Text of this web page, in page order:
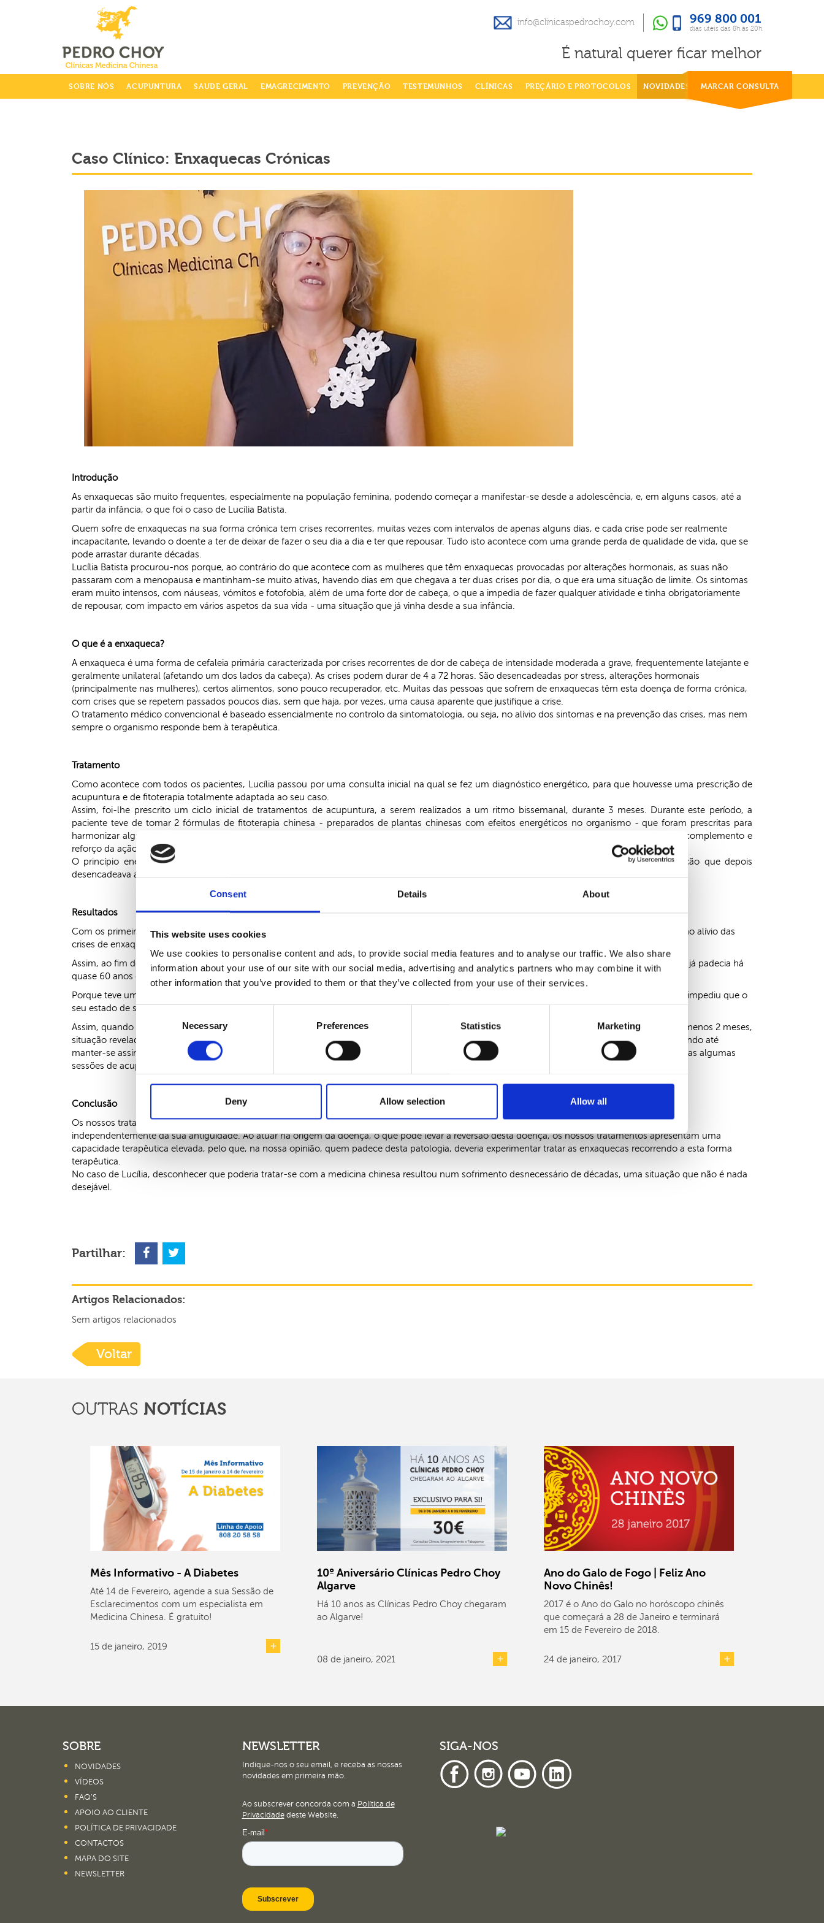
Consent Details About
This website uses cookies
We use cookies to personalise content and ads, to provide social media features and to analyse our traffic. We also share
information about your use of our site with our social media, advertising and analytics partners who may combine it with
other information that you’ve provided to them or that they’ve collected from your use of their services.
Consent
Necessary Preferences Statistics Marketing
Deny Allow selection Allow all
info@clinicaspedrochoy.com 969 800 001
dias úteis das 8h às 20h
info@clinicaspedrochoy.com 969 800 001
dias úteis das 8h às 20h
É natural querer ficar melhor
SOBRE NÓS ACUPUNTURA SAUDE GERAL EMAGRECIMENTO PREVENÇÃO TESTEMUNHOS CLÍNICAS PREÇÁRIO E PROTOCOLOS NOVIDADES MARCAR CONSULTA
Caso Clínico: Enxaquecas Crónicas
Introdução
As enxaquecas são muito frequentes, especialmente na população feminina, podendo começar a manifestar-se desde a adolescência, e, em alguns casos, até a
partir da infância, o que foi o caso de Lucília Batista.
Quem sofre de enxaquecas na sua forma crónica tem crises recorrentes, muitas vezes com intervalos de apenas alguns dias, e cada crise pode ser realmente
incapacitante, levando o doente a ter de deixar de fazer o seu dia a dia e ter que repousar. Tudo isto acontece com uma grande perda de qualidade de vida, que se
pode arrastar durante décadas.
Lucília Batista procurou-nos porque, ao contrário do que acontece com as mulheres que têm enxaquecas provocadas por alterações hormonais, as suas não
passaram com a menopausa e mantinham-se muito ativas, havendo dias em que chegava a ter duas crises por dia, o que era uma situação de limite. Os sintomas
eram muito intensos, com náuseas, vómitos e fotofobia, além de uma forte dor de cabeça, o que a impedia de fazer qualquer atividade e tinha obrigatoriamente
de repousar, com impacto em vários aspetos da sua vida - uma situação que já vinha desde a sua infância.
O que é a enxaqueca?
A enxaqueca é uma forma de cefaleia primária caracterizada por crises recorrentes de dor de cabeça de intensidade moderada a grave, frequentemente latejante e
geralmente unilateral (afetando um dos lados da cabeça). As crises podem durar de 4 a 72 horas. São desencadeadas por stress, alterações hormonais
(principalmente nas mulheres), certos alimentos, sono pouco recuperador, etc. Muitas das pessoas que sofrem de enxaquecas têm esta doença de forma crónica,
com crises que se repetem passados poucos dias, sem que haja, por vezes, uma causa aparente que justifique a crise.
O tratamento médico convencional é baseado essencialmente no controlo da sintomatologia, ou seja, no alívio dos sintomas e na prevenção das crises, mas nem
sempre o organismo responde bem à terapêutica.
Tratamento
Como acontece com todos os pacientes, Lucília passou por uma consulta inicial na qual se fez um diagnóstico energético, para que houvesse uma prescrição de
acupuntura e de fitoterapia totalmente adaptada ao seu caso.
Assim, foi-lhe prescrito um ciclo inicial de tratamentos de acupuntura, a serem realizados a um ritmo bissemanal, durante 3 meses. Durante este período, a
paciente teve de tomar 2 fórmulas de fitoterapia chinesa - preparados de plantas chinesas com efeitos energéticos no organismo - que foram prescritas para
harmonizar algumas perturbações energéticas do organismo que estavam na origem da sua patologia e, ao mesmo tempo, funcionando como complemento e
reforço da ação da acupuntura.
O princípio energético principal do tratamento foi harmonizar o Fígado, de forma a parar a subida do seu Yang até à zona cefálica, situação que depois
desencadeava a enxaqueca.
Resultados
Com os primeiros tratamentos, Lucília começou a sentir alterações no funcionamento orgânico, que gradualmente se passaram a refletir também no alívio das
crises de enxaquecas, tornando-se, aos poucos e poucos, mais suportáveis e menos frequentes.
Assim, ao fim do primeiro mês de tratamento, Lucília já se encontrava 50% melhor dos sintomas da enxaqueca, uma excelente evolução para quem já padecia há
quase 60 anos desta condição.
Porque teve uma boa reação, ao fim de mês e meio de tratamentos passou a fazer o tratamento de acupuntura com um ritmo semanal, o que não impediu que o
seu estado de saúde continuasse a evoluir positivamente.
Assim, quando acabou esta fase de 12 tratamentos semanais, Lucília já se encontrava totalmente recuperada, sem ter crises de enxaqueca há pelo menos 2 meses,
situação reveladora de que o seu organismo está energeticamente equilibrado e de que este quadro clínico crónico está devidamente tratado, podendo até
manter-se assim por muito tempo, provavelmente para sempre. Se houver necessidade poderá haver um tratamento de manutenção, em que apenas algumas
sessões de acupuntura poderão deixar novamente a doente bem.
Conclusão
Os nossos tratamentos de acupuntura e de medicina chinesa são muito competentes no tratamento das enxaquecas, mesmo em casos crónicos,
independentemente da sua antiguidade. Ao atuar na origem da doença, o que pode levar à reversão desta doença, os nossos tratamentos apresentam uma
capacidade terapêutica elevada, pelo que, na nossa opinião, quem padece desta patologia, deveria experimentar tratar as enxaquecas recorrendo a esta forma
terapêutica.
No caso de Lucília, desconhecer que poderia tratar-se com a medicina chinesa resultou num sofrimento desnecessário de décadas, uma situação que não é nada
desejável.
Partilhar:
Artigos Relacionados:
Sem artigos relacionados
Voltar
OUTRAS NOTÍCIAS
Mês Informativo - A Diabetes
Até 14 de Fevereiro, agende a sua Sessão de
Esclarecimentos com um especialista em
Medicina Chinesa. É gratuito!
15 de janeiro, 2019
10º Aniversário Clínicas Pedro Choy
Algarve
Há 10 anos as Clínicas Pedro Choy chegaram
ao Algarve!
08 de janeiro, 2021
Ano do Galo de Fogo | Feliz Ano
Novo Chinês!
2017 é o Ano do Galo no horóscopo chinês
que começará a 28 de Janeiro e terminará
em 15 de Fevereiro de 2018.
24 de janeiro, 2017
SOBRE
NOVIDADES
VÍDEOS
FAQ’S
APOIO AO CLIENTE
POLÍTICA DE PRIVACIDADE
CONTACTOS
MAPA DO SITE
NEWSLETTER
NEWSLETTER
Indique-nos o seu email, e receba as nossas
novidades em primeira mão.
Ao subscrever concorda com a Política de
Privacidadedeste Website.
SIGA-NOS